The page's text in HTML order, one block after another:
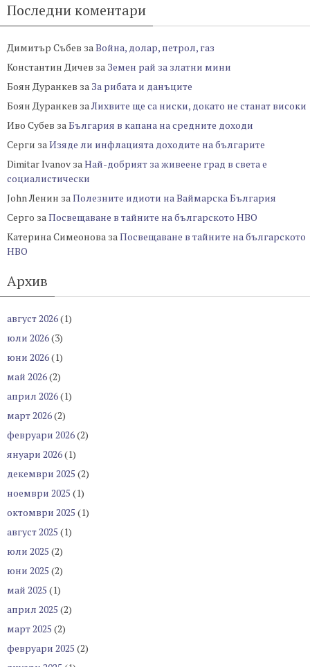
Последни коментари
Димитър Събев заВойна, долар, петрол, газ
Константин Дичев за Земен рай за златни мини
Боян Дуранкев за За рибата и данъците
Боян Дуранкев заЛихвите ще са ниски, докато не станат високи
Иво Субев заБългария в капана на средните доходи
Серги заИзяде ли инфлацията доходите на българите
Dimitar Ivanov заНай-добрият за живеене град в света е
социалистически
John Ленин заПолезните идиоти на Ваймарска България
Серго заПосвещаване в тайните на българското НВО
Катерина Симеонова заПосвещаване в тайните на българското
НВО
Архив
август 2026(1)
юли 2026(3)
юни 2026(1)
май 2026(2)
април 2026(1)
март 2026(2)
февруари 2026(2)
януари 2026(1)
декември 2025 (2)
ноември 2025 (1)
октомври 2025 (1)
август 2025 (1)
юли 2025 (2)
юни 2025 (2)
май 2025 (1)
април 2025 (2)
март 2025 (2)
февруари 2025 (2)